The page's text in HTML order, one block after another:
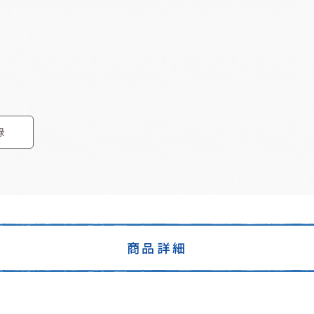
商品詳細